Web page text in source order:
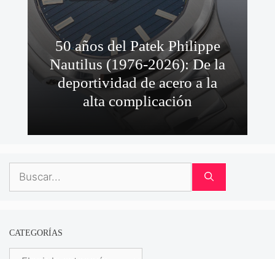
50 años del Patek Philippe
Nautilus (1976-2026): De la
deportividad de acero a la
alta complicación
Buscar:
CATEGORÍAS
Categorías